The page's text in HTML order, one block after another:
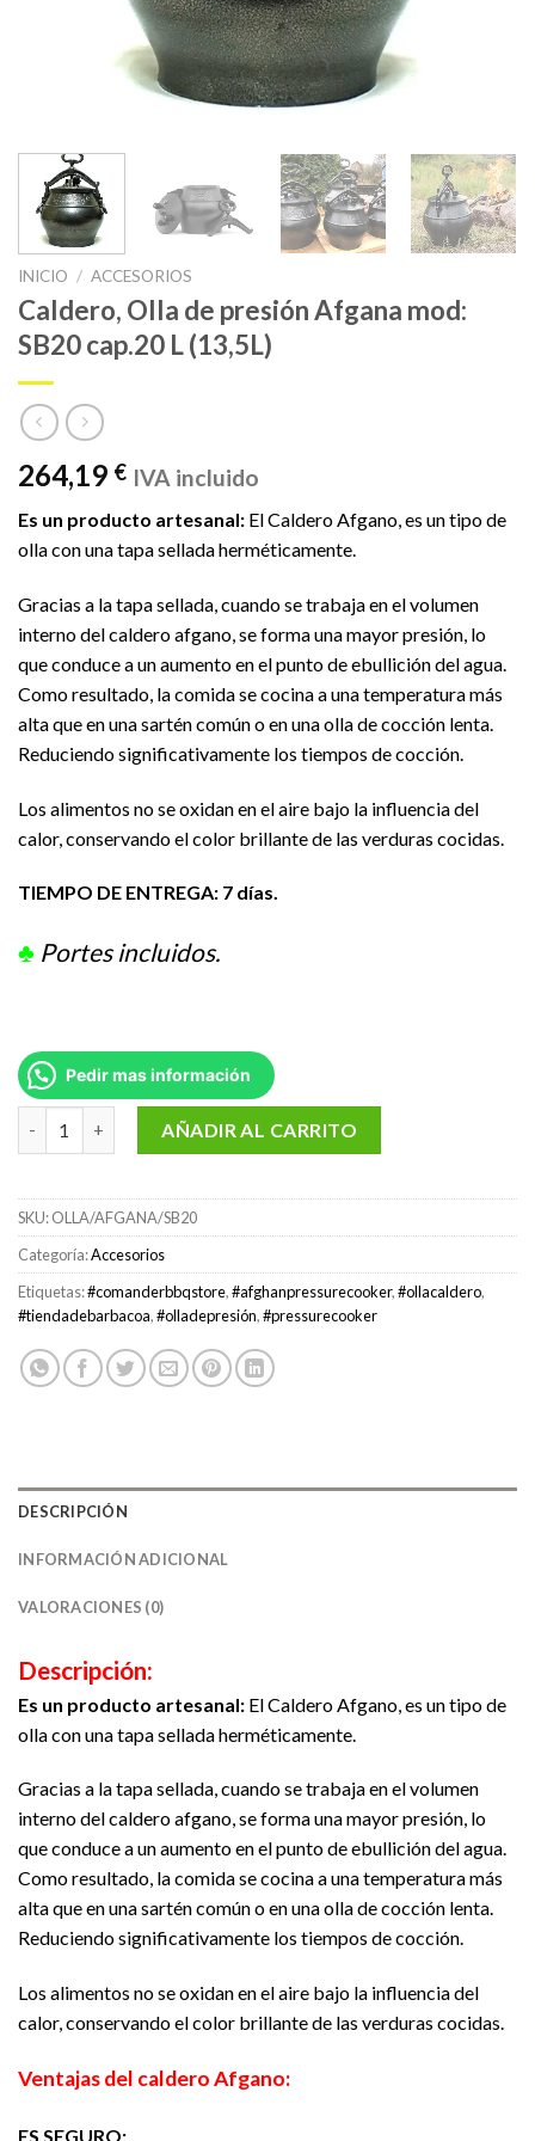
INICIO / ACCESORIOS
Caldero, Olla de presión Afgana mod:
SB20 cap.20 L (13,5L)
264,19 € IVA incluido
Es un producto artesanal: El Caldero Afgano, es un tipo de
olla con una tapa sellada herméticamente.
Gracias a la tapa sellada, cuando se trabaja en el volumen
interno del caldero afgano, se forma una mayor presión, lo
que conduce a un aumento en el punto de ebullición del agua.
Como resultado, la comida se cocina a una temperatura más
alta que en una sartén común o en una olla de cocción lenta.
Reduciendo significativamente los tiempos de cocción.
Los alimentos no se oxidan en el aire bajo la influencia del
calor, conservando el color brillante de las verduras cocidas.
TIEMPO DE ENTREGA: 7 días.
♣ Portes incluidos.
Pedir mas información
Caldero, Olla de presión Afgana mod: SB20 cap.20 L (13,5L)
AÑADIR AL CARRITO
SKU:OLLA/AFGANA/SB20
Categoría:Accesorios
Etiquetas:#comanderbbqstore,#afghanpressurecooker,#ollacaldero,
#tiendadebarbacoa,#olladepresión,#pressurecooker
DESCRIPCIÓN
INFORMACIÓN ADICIONAL
VALORACIONES (0)
Descripción:
Es un producto artesanal: El Caldero Afgano, es un tipo de
olla con una tapa sellada herméticamente.
Gracias a la tapa sellada, cuando se trabaja en el volumen
interno del caldero afgano, se forma una mayor presión, lo
que conduce a un aumento en el punto de ebullición del agua.
Como resultado, la comida se cocina a una temperatura más
alta que en una sartén común o en una olla de cocción lenta.
Reduciendo significativamente los tiempos de cocción.
Los alimentos no se oxidan en el aire bajo la influencia del
calor, conservando el color brillante de las verduras cocidas.
Ventajas del caldero Afgano:
ES SEGURO: